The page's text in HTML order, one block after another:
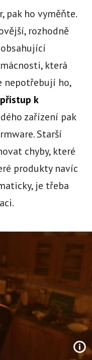
pak ho vyměňte.
rozhodně
která
nepotřebují ho,
k
zařízení pak
Starší
chyby, které
produkty navíc
je třeba